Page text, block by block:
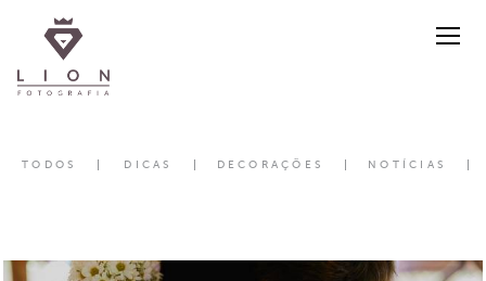
TODOS DICAS DECORAÇÕES NOTÍCIAS